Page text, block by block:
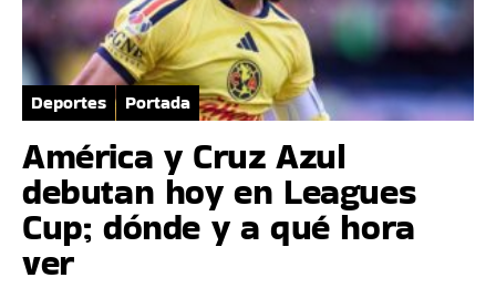
Deportes Portada
América y Cruz Azul
debutan hoy en Leagues
Cup; dónde y a qué hora
ver